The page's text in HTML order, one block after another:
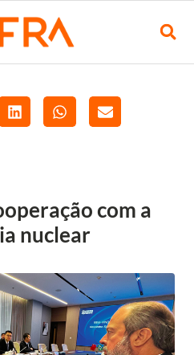
com a
nuclear